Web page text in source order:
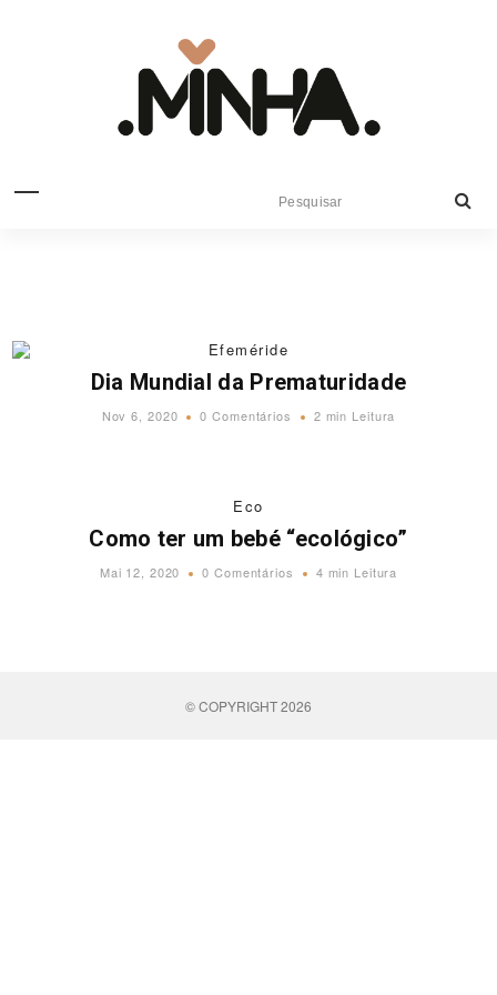
Efeméride
Dia Mundial da Prematuridade
Nov 6, 2020 0 Comentários 2 min Leitura
Eco
Como ter um bebé “ecológico”
Mai 12, 2020 0 Comentários 4 min Leitura
© COPYRIGHT 2026